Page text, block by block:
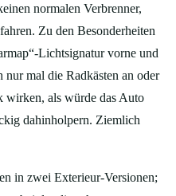
normalen Verbrenner,
Zu den Besonderheiten
Lichtsignatur vorne und
nur mal die Radkästen an oder
wirken, als würde das Auto
dahinholpern. Ziemlich
in zwei Exterieur-Versionen;